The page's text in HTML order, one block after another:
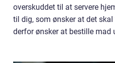
overskuddet til at servere
til dig, som ønsker at det
derfor ønsker at bestille mad